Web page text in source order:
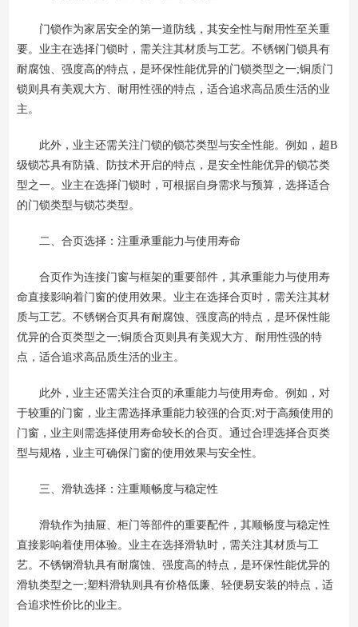
门锁作为家居安全的第一道防线，其安全性与耐用性至关重
要。业主在选择门锁时，需关注其材质与工艺。不锈钢门锁具有
耐腐蚀、强度高的特点，是环保性能优异的门锁类型之一;铜质门
锁则具有美观大方、耐用性强的特点，适合追求高品质生活的业
主。
此外，业主还需关注门锁的锁芯类型与安全性能。例如，超B
级锁芯具有防撬、防技术开启的特点，是安全性能优异的锁芯类
型之一。业主在选择门锁时，可根据自身需求与预算，选择适合
的门锁类型与锁芯类型。
二、合页选择：注重承重能力与使用寿命
合页作为连接门窗与框架的重要部件，其承重能力与使用寿
命直接影响着门窗的使用效果。业主在选择合页时，需关注其材
质与工艺。不锈钢合页具有耐腐蚀、强度高的特点，是环保性能
优异的合页类型之一;铜质合页则具有美观大方、耐用性强的特
点，适合追求高品质生活的业主。
此外，业主还需关注合页的承重能力与使用寿命。例如，对
于较重的门窗，业主需选择承重能力较强的合页;对于高频使用的
门窗，业主则需选择使用寿命较长的合页。通过合理选择合页类
型与规格，业主可确保门窗的使用效果与安全性。
三、滑轨选择：注重顺畅度与稳定性
滑轨作为抽屉、柜门等部件的重要配件，其顺畅度与稳定性
直接影响着使用体验。业主在选择滑轨时，需关注其材质与工
艺。不锈钢滑轨具有耐腐蚀、强度高的特点，是环保性能优异的
滑轨类型之一;塑料滑轨则具有价格低廉、轻便易安装的特点，适
合追求性价比的业主。